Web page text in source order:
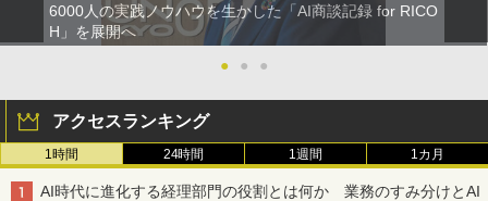
6000人の実践ノウハウを生かした「AI商談記録 for RICO
H」を展開へ
●
● ●
アクセスランキング
1時間 24時間 1週間 1カ月
AI時代に進化する経理部門の役割とは何か 業務のすみ分けとAI